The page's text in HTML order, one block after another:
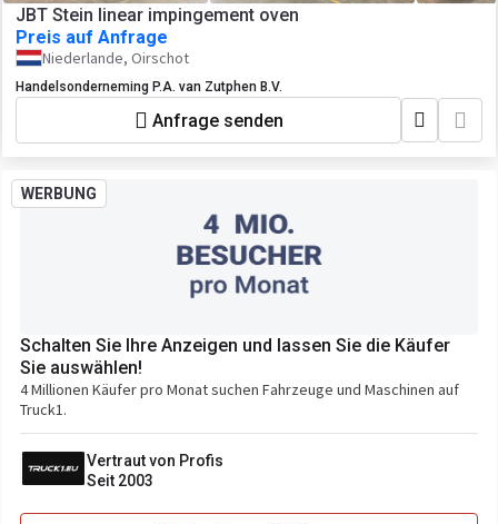
JBT Stein linear impingement oven
Preis auf Anfrage
Niederlande, Oirschot
Handelsonderneming P.A. van Zutphen B.V.
Anfrage senden
WERBUNG
Schalten Sie Ihre Anzeigen und lassen Sie die Käufer
Sie auswählen!
4 Millionen Käufer pro Monat suchen Fahrzeuge und Maschinen auf
Truck1.
Vertraut von Profis
Seit 2003